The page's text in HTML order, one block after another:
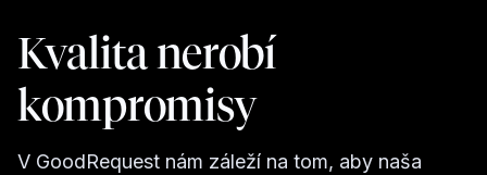
Kvalita nerobí
kompromisy
V GoodRequest nám záleží na tom, aby naša